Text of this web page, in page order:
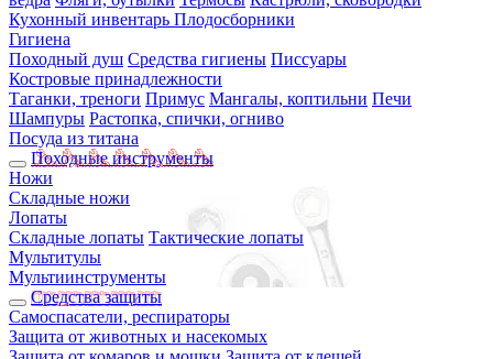
Кухонный инвентарь Плодосборники
Гигиена
Походный душ Средства гигиены Писсуары
Костровые принадлежности
Таганки, треноги Примус Мангалы, коптильни Печи
Шампуры Растопка, спички, огниво
Посуда из титана
Походные инструменты
Ножи
Складные ножи
Лопаты
Складные лопаты Тактические лопаты
Мультитулы
Мультиинструменты
Средства защиты
Самоспасатели, респираторы
Защита от животных и насекомых